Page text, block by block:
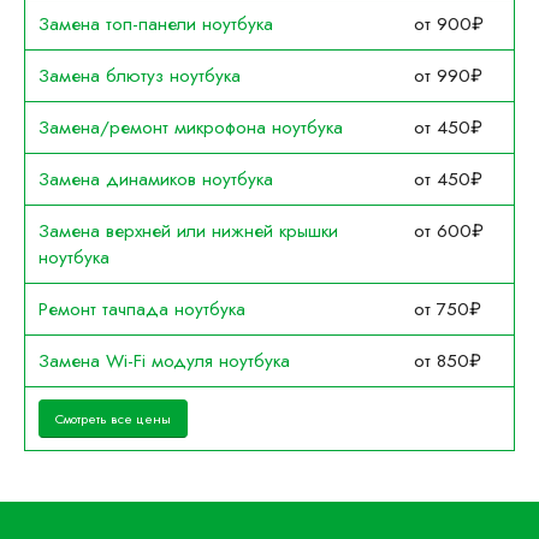
Замена топ-панели ноутбука
от 900₽
Замена блютуз ноутбука
от 990₽
Замена/ремонт микрофона ноутбука
от 450₽
Замена динамиков ноутбука
от 450₽
Замена верхней или нижней крышки
ноутбука
от 600₽
Ремонт тачпада ноутбука
от 750₽
Замена Wi-Fi модуля ноутбука
от 850₽
Смотреть все цены